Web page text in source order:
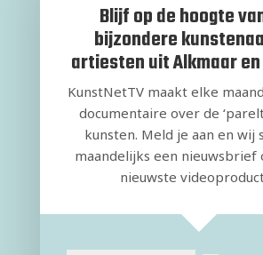
Blijf op de hoogte
bijzondere
artiesten uit Alkmaar
KunstNetTV maakt elke
documentaire over de
kunsten. Meld je aan en wij
maandelijks een nieuwsbrief
nieuwste